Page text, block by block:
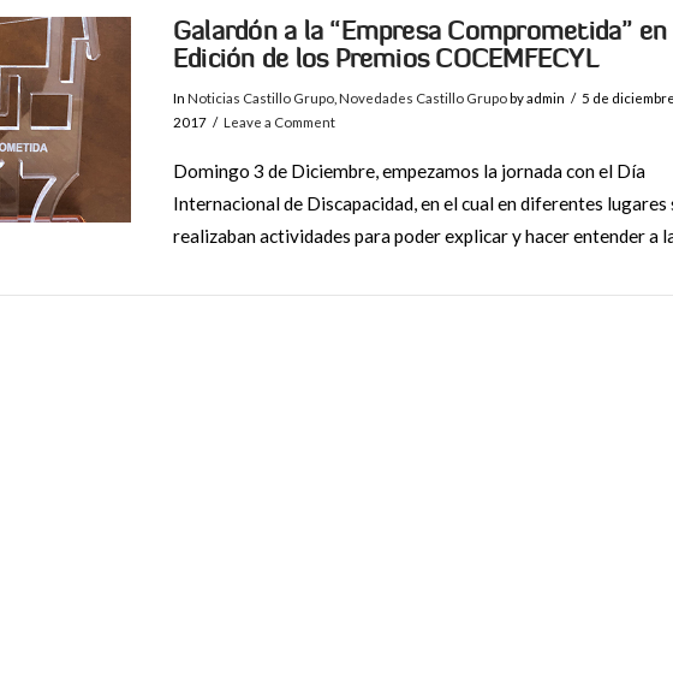
Galardón a la “Empresa Comprometida” en
Edición de los Premios COCEMFECYL
In Noticias Castillo Grupo, Novedades Castillo Grupoby admin
5 de
2017
Leave a Comment
Domingo 3 de Diciembre, empezamos la jornada con el Día
Internacional de Discapacidad, en el cual en diferentes lugares
realizaban actividades para poder explicar y hacer entender a